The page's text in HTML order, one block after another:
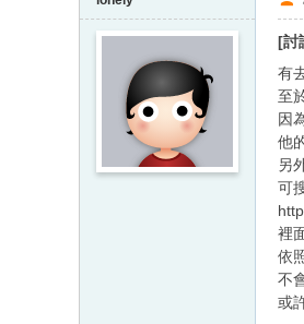
[討
有
至
因
他
另
可
裡
依
不
或